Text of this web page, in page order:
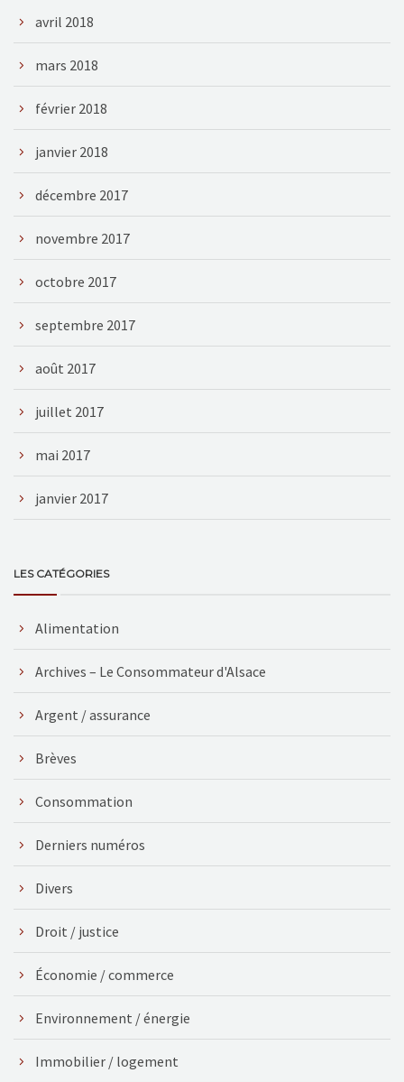
avril 2018
mars 2018
février 2018
janvier 2018
décembre 2017
novembre 2017
octobre 2017
septembre 2017
août 2017
juillet 2017
mai 2017
janvier 2017
LES CATÉGORIES
Alimentation
Archives – Le Consommateur d'Alsace
Argent / assurance
Brèves
Consommation
Derniers numéros
Divers
Droit / justice
Économie / commerce
Environnement / énergie
Immobilier / logement